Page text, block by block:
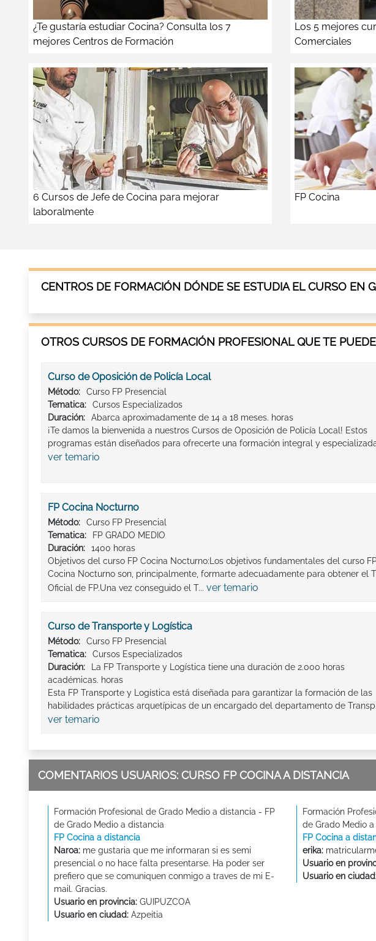
¿Te gustaría estudiar Cocina? Consulta los 7
mejores Centros de Formación
Los 5 mejores
Comerciales
6 Cursos de Jefe de Cocina para mejorar
laboralmente
FP Cocina
CENTROS DE FORMACIÓN DÓNDE SE ESTUDIA EL CURSO EN
OTROS CURSOS DE FORMACIÓN PROFESIONAL QUE TE
Curso de Oposición de Policía Local
Método:
Curso FP Presencial
Tematica:
Cursos Especializados
Duración:
Abarca aproximadamente de 14 a 18 meses. horas
¡Te damos la bienvenida a nuestros Cursos de Oposición de Policía Local! Estos
programas están diseñados para ofrecerte una formación integral y
ver temario
FP Cocina Nocturno
Método:
Curso FP Presencial
Tematica:
FP GRADO MEDIO
Duración:
1400 horas
Objetivos del curso FP Cocina Nocturno:Los objetivos fundamentales del curso
Cocina Nocturno son, principalmente, formarte adecuadamente para obtener el
Oficial de FP.Una vez conseguido el T... ver temario
Curso de Transporte y Logística
Método:
Curso FP Presencial
Tematica:
Cursos Especializados
Duración:
La FP Transporte y Logística tiene una duración de 2.000 horas
académicas. horas
Esta FP Transporte y Logística está diseñada para garantizar la formación de las
habilidades prácticas arquetípicas de un encargado del departamento de
ver temario
COMENTARIOS USUARIOS: CURSO FP COCINA A DISTANCIA
Formación Profesional de Grado Medio a distancia - FP
de Grado Medio a distancia
FP Cocina a distancia
Naroa: me gustaria que me informaran si es semi
presencial o no hace falta presentarse. Ha poder ser
prefiero que se comuniquen conmigo a traves de mi E-
mail. Gracias.
Usuario en provincia: GUIPUZCOA
Usuario en ciudad: Azpeitia
Formación
de Grado Medio
FP Cocina a
erika:
Usuario en
Usuario en